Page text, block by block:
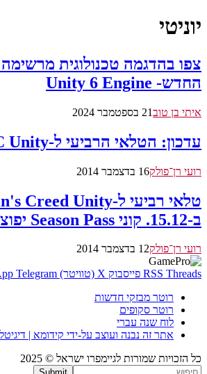
יוניטי
צפו בהדגמה טכנולוגית מרשימה
החדש- Unity 6 Engine
איתי בן טוב21 בספטמבר 2024
עדכון: הטלאי הרביעי ל-AC Unity נדחה
רועי רן־פולק16 בדצמבר 2014
ב-15.12. קוני Season Pass יפוצו בשבוע הבא
רועי רן־פולק12 בדצמבר 2014
RSS Threads פייסבוק X (טוויטר)
Telegram
רוטר מבזקי חדשות
רוטר סקופים
לוח שנה עברי
אתר זה נבנה ועוצב על-ידי קידומא |
כל הזכויות שמורות לגיימפרו ישראל © 2025